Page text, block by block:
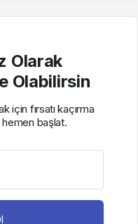
Olarak
Olabilirsin
için fırsatı kaçırma
başlat.